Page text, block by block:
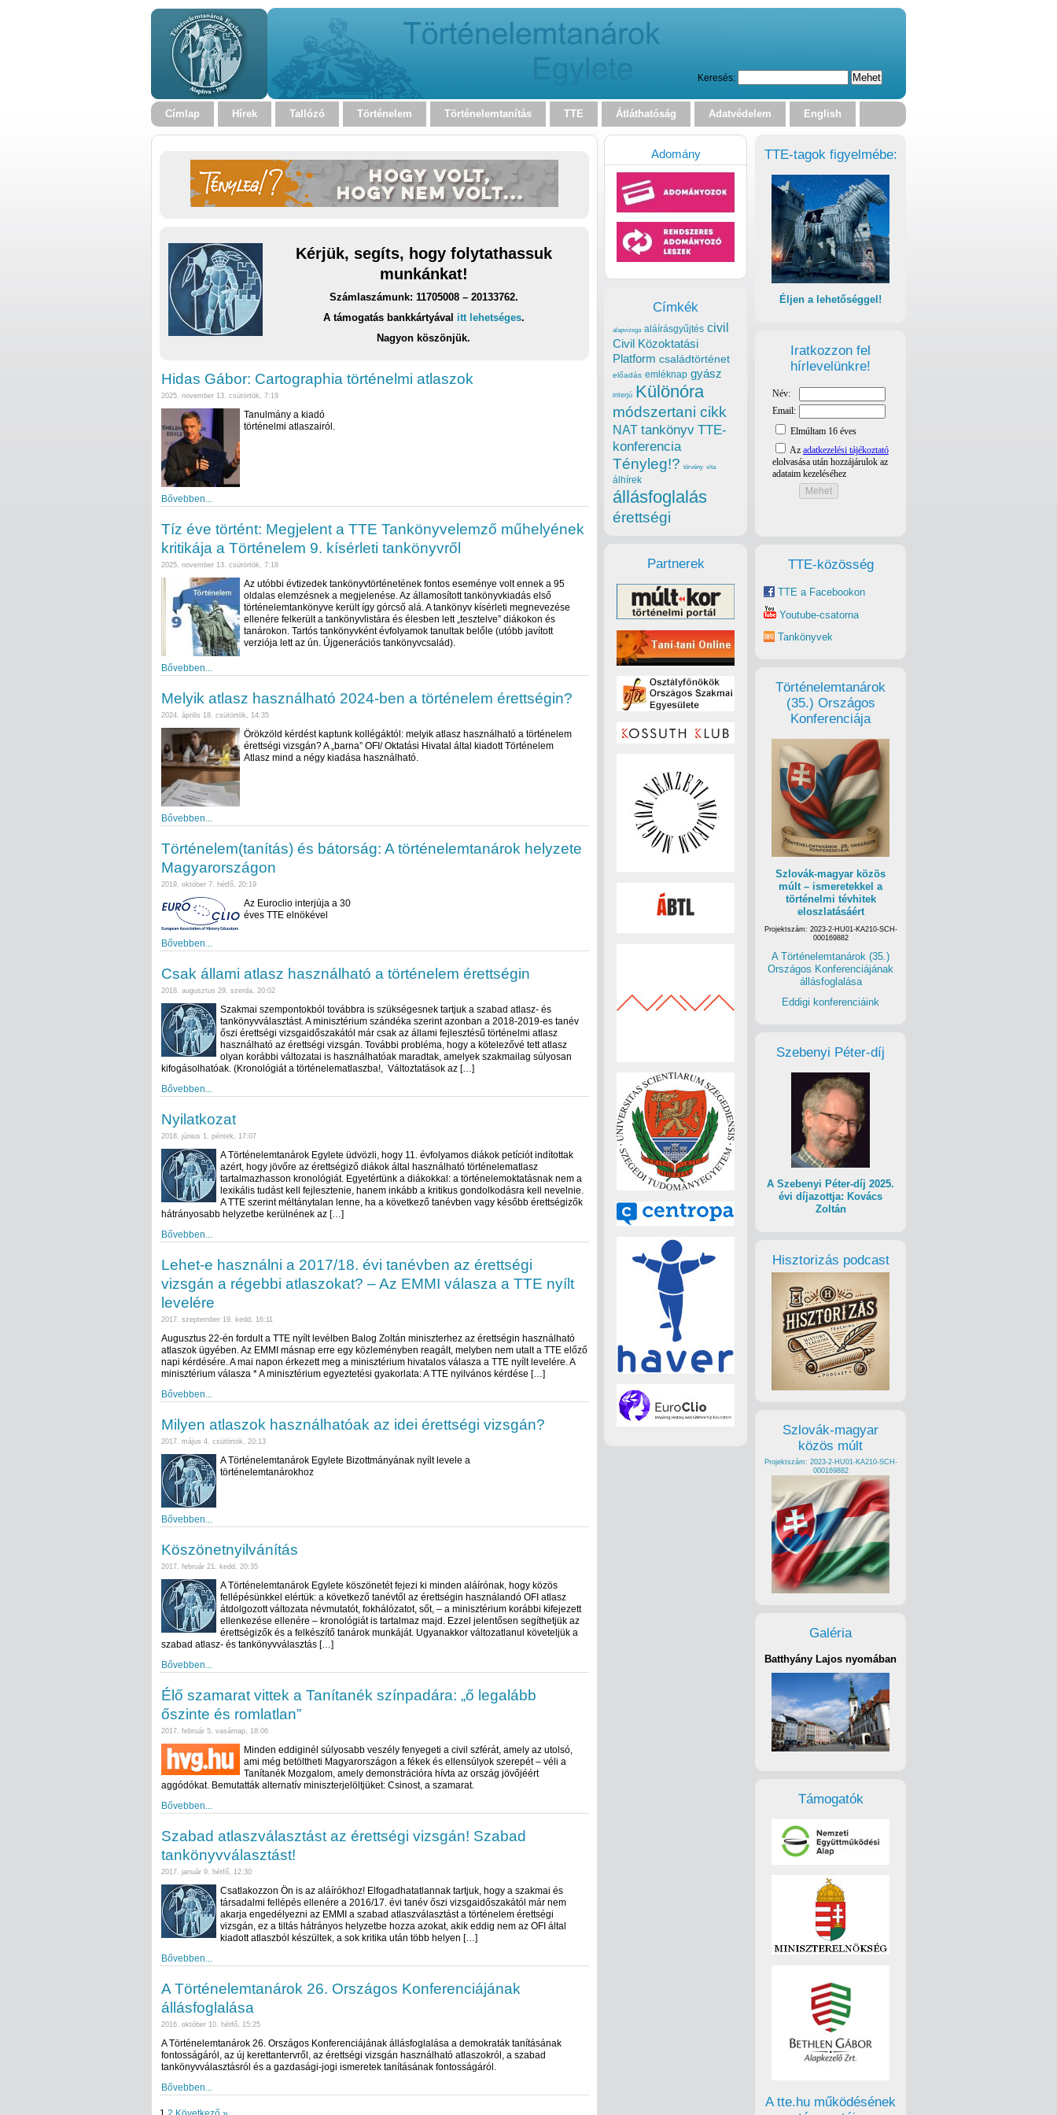
Keresés:
Címlap Hírek Tallózó Történelem Történelemtanítás TTE Átláthatóság Adatvédelem English
Kérjük, segíts, hogy folytathassuk
munkánkat!
Számlaszámunk: 11705008 – 20133762.
A támogatás bankkártyával itt lehetséges.
Nagyon köszönjük.
Hidas Gábor: Cartographia történelmi atlaszok
2025. november 13. csütörtök, 7:19
Tanulmány a kiadó
történelmi atlaszairól.
Bővebben...
Tíz éve történt: Megjelent a TTE Tankönyvelemző műhelyének
kritikája a Történelem 9. kísérleti tankönyvről
2025. november 13. csütörtök, 7:18
Az utóbbi évtizedek tankönyvtörténetének fontos eseménye volt ennek a 95
oldalas elemzésnek a megjelenése. Az államosított tankönyvkiadás első
történelemtankönyve került így górcső alá. A tankönyv kísérleti megnevezése
ellenére felkerült a tankönyvlistára és élesben lett „tesztelve” diákokon és
tanárokon. Tartós tankönyvként évfolyamok tanultak belőle (utóbb javított
verziója lett az ún. Újgenerációs tankönyvcsalád).
Bővebben...
Melyik atlasz használható 2024-ben a történelem érettségin?
2024. április 18. csütörtök, 14:35
Örökzöld kérdést kaptunk kollégáktól: melyik atlasz használható a történelem
érettségi vizsgán? A „barna” OFI/ Oktatási Hivatal által kiadott Történelem
Atlasz mind a négy kiadása használható.
Bővebben...
Történelem(tanítás) és bátorság: A történelemtanárok helyzete
Magyarországon
2019. október 7. hétfő, 20:19
Az Euroclio interjúja a 30
éves TTE elnökével
Bővebben...
Csak állami atlasz használható a történelem érettségin
2018. augusztus 29. szerda, 20:02
Szakmai szempontokból továbbra is szükségesnek tartjuk a szabad atlasz- és
tankönyvválasztást. A minisztérium szándéka szerint azonban a 2018-2019-es tanév
őszi érettségi vizsgaidőszakától már csak az állami fejlesztésű történelmi atlasz
használható az érettségi vizsgán. További probléma, hogy a kötelezővé tett atlasz
olyan korábbi változatai is használhatóak maradtak, amelyek szakmailag súlyosan
kifogásolhatóak. (Kronológiát a történelematlaszba!, Változtatások az […]
Bővebben...
Nyilatkozat
2018. június 1. péntek, 17:07
A Történelemtanárok Egylete üdvözli, hogy 11. évfolyamos diákok petíciót indítottak
azért, hogy jövőre az érettségiző diákok által használható történelematlasz
tartalmazhasson kronológiát. Egyetértünk a diákokkal: a történelemoktatásnak nem a
lexikális tudást kell fejlesztenie, hanem inkább a kritikus gondolkodásra kell nevelnie.
A TTE szerint méltánytalan lenne, ha a következő tanévben vagy később érettségizők
hátrányosabb helyzetbe kerülnének az […]
Bővebben...
Lehet-e használni a 2017/18. évi tanévben az érettségi
vizsgán a régebbi atlaszokat? – Az EMMI válasza a TTE nyílt
levelére
2017. szeptember 19. kedd, 16:11
Augusztus 22-én fordult a TTE nyílt levélben Balog Zoltán miniszterhez az érettségin használható
atlaszok ügyében. Az EMMI másnap erre egy közleményben reagált, melyben nem utalt a TTE előző
napi kérdésére. A mai napon érkezett meg a minisztérium hivatalos válasza a TTE nyílt levelére. A
minisztérium válasza * A minisztérium egyeztetési gyakorlata: A TTE nyilvános kérdése […]
Bővebben...
Milyen atlaszok használhatóak az idei érettségi vizsgán?
2017. május 4. csütörtök, 20:13
A Történelemtanárok Egylete Bizottmányának nyílt levele a
történelemtanárokhoz
Bővebben...
Köszönetnyilvánítás
2017. február 21. kedd, 20:35
A Történelemtanárok Egylete köszönetét fejezi ki minden aláírónak, hogy közös
fellépésünkkel elértük: a következő tanévtől az érettségin használandó OFI atlasz
átdolgozott változata névmutatót, fokhálózatot, sőt, – a minisztérium korábbi kifejezett
ellenkezése ellenére – kronológiát is tartalmaz majd. Ezzel jelentősen segíthetjük az
érettségizők és a felkészítő tanárok munkáját. Ugyanakkor változatlanul követeljük a
szabad atlasz- és tankönyvválasztás […]
Bővebben...
Élő szamarat vittek a Tanítanék színpadára: „ő legalább
őszinte és romlatlan”
2017. február 5. vasárnap, 18:06
Minden eddiginél súlyosabb veszély fenyegeti a civil szférát, amely az utolsó,
ami még betöltheti Magyarországon a fékek és ellensúlyok szerepét – véli a
Tanítanék Mozgalom, amely demonstrációra hívta az ország jövőjéért
aggódókat. Bemutatták alternatív miniszterjelöltjüket: Csinost, a szamarat.
Bővebben...
Szabad atlaszválasztást az érettségi vizsgán! Szabad
tankönyvválasztást!
2017. január 9. hétfő, 12:30
Csatlakozzon Ön is az aláírókhoz! Elfogadhatatlannak tartjuk, hogy a szakmai és
társadalmi fellépés ellenére a 2016/17. évi tanév őszi vizsgaidőszakától már nem
akarja engedélyezni az EMMI a szabad atlaszválasztást a történelem érettségi
vizsgán, ez a tiltás hátrányos helyzetbe hozza azokat, akik eddig nem az OFI által
kiadott atlaszból készültek, a sok kritika után több helyen […]
Bővebben...
A Történelemtanárok 26. Országos Konferenciájának
állásfoglalása
2016. október 10. hétfő, 15:25
A Történelemtanárok 26. Országos Konferenciájának állásfoglalása a demokraták tanításának
fontosságáról, az új kerettantervről, az érettségi vizsgán használható atlaszokról, a szabad
tankönyvválasztásról és a gazdasági-jogi ismeretek tanításának fontosságáról.
Bővebben...
TTE-tagok figyelmébe:
Éljen a lehetőséggel!
Iratkozzon fel
hírlevelünkre!
TTE-közösség
TTE a Facebookon
Youtube-csatorna
Tankönyvek
Történelemtanárok
(35.) Országos
Konferenciája
Szlovák-magyar közös
múlt – ismeretekkel a
történelmi tévhitek
eloszlatásáért
Projektszám: 2023-2-HU01-KA210-SCH-
000169882
A Történelemtanárok (35.)
Országos Konferenciájának
állásfoglalása
Eddigi konferenciáink
Szebenyi Péter-díj
A Szebenyi Péter-díj 2025.
évi díjazottja: Kovács
Zoltán
Hisztorizás podcast
Szlovák-magyar
közös múlt
Projektszám: 2023-2-HU01-KA210-SCH-
000169882
Galéria
Batthyány Lajos nyomában
Támogatók
A tte.hu működésének
Adomány
Címkék
alapvizsga aláírásgyűjtés civil
Civil Közoktatási
Platform családtörténet
előadás emléknap gyász
interjú Különóra
módszertani cikk
NAT tankönyv TTE-
konferencia
Tényleg!? törvény vita
álhírek
állásfoglalás
érettségi
Partnerek